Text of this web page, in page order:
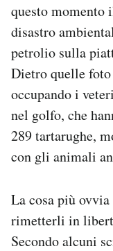
AREA
Area Personale
Newsletter
Notifiche
Regala il Post
Hai bisogno di
questo momento
disastro
petrolio sulla
Dietro quelle foto
occupando i
nel golfo, che
289 tartarughe,
con gli animali
La cosa più
rimetterli in
Secondo alcuni